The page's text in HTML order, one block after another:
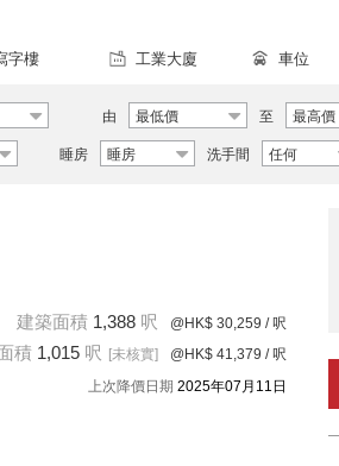
字樓 工業大廈 車位
由 最低價 至 最高價
睡房 睡房 洗手間 任何
建築面積 1,388 呎 @HK$ 30,259 / 呎
積 1,015 呎 [未核實] @HK$ 41,379 / 呎
上次降價日期 2025年07月11日